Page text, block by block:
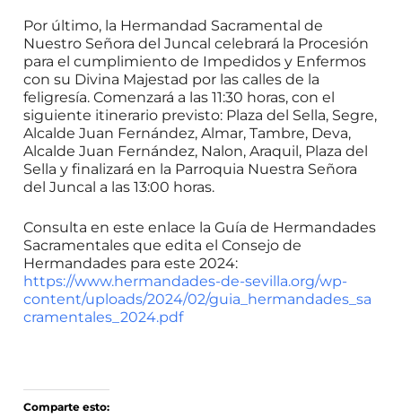
Por último, la Hermandad Sacramental de
Nuestro Señora del Juncal celebrará la Procesión
para el cumplimiento de Impedidos y Enfermos
con su Divina Majestad por las calles de la
feligresía. Comenzará a las 11:30 horas, con el
siguiente itinerario previsto: Plaza del Sella, Segre,
Alcalde Juan Fernández, Almar, Tambre, Deva,
Alcalde Juan Fernández, Nalon, Araquil, Plaza del
Sella y finalizará en la Parroquia Nuestra Señora
del Juncal a las 13:00 horas.
Consulta en este enlace la Guía de Hermandades
Sacramentales que edita el Consejo de
Hermandades para este 2024:
https://www.hermandades-de-sevilla.org/wp-
content/uploads/2024/02/guia_hermandades_sa
cramentales_2024.pdf
Comparte esto: